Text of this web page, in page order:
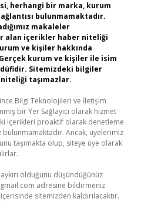
herhangi bir marka, kurum
bulunmamaktadır.
makaleler
alan içerikler haber niteliği
ve kişiler hakkında
kurum ve kişiler ile isim
Sitemizdeki bilgiler
taşımazlar.
Bilgi Teknolojileri ve İletişim
bir Yer Sağlayıcı olarak hizmet
içerikleri proaktif olarak denetleme
Ancak, üyelerimiz
taşımakta olup, siteye üye olarak
olduğunu düşündüğünüz
adresine bildirmeniz
sitemizden kaldırılacaktır.